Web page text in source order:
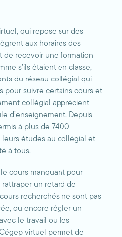
qui repose sur des
aux horaires des
de recevoir une formation
s’ils étaient en classe,
du réseau collégial qui
pour suivre certains cours et
collégial apprécient
d’enseignement. Depuis
à plus de 7400
études au collégial et
à tous.
cours manquant pour
un retard de
recherchés ne sont pas
ou encore régler un
le travail ou les
virtuel permet de